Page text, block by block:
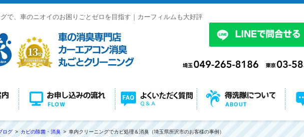
で、車のニオイのお困りごとゼロを目指す｜カーフィルムも大好評
ログ カビの除菌・消臭 車内クリーニングでカビ処理＆消臭（埼玉県所沢市のお客様の事例）